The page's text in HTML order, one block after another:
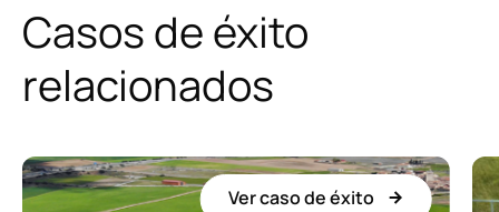
Casos de éxito
relacionados
Ver caso de éxito